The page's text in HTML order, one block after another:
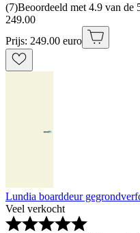
(7)Beoordeeld met 4.9 van de
249.00
Prijs: 249.00 euro
Lundia boarddeur
Veel verkocht